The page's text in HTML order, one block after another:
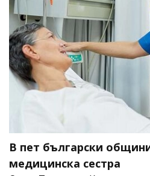
В пет български
медицинска сестра